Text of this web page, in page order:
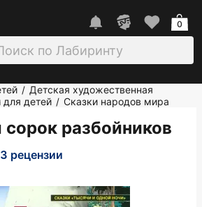
0
/ Детская художественная
для детей / Сказки народов мира
разбойников
3 рецензии